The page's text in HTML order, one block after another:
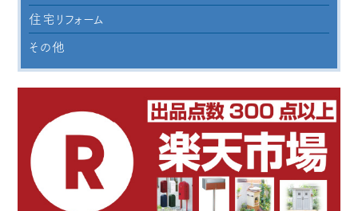
住宅リフォーム
その他